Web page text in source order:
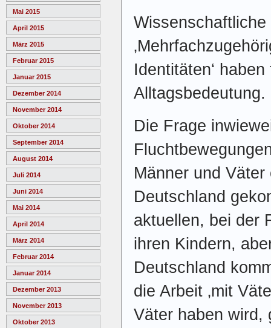
Mai 2015
April 2015
März 2015
Februar 2015
Januar 2015
Dezember 2014
November 2014
Oktober 2014
September 2014
August 2014
Juli 2014
Juni 2014
Mai 2014
April 2014
März 2014
Februar 2014
Januar 2014
Dezember 2013
November 2013
Oktober 2013
Identitäten‘
Alltagsbedeutung.
Die Frage
Männer und
Deutschland
aktuellen, bei der
ihren Kindern,
Deutschland
die Arbeit ‚mit
Väter haben wird,